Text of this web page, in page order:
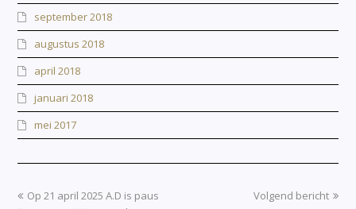
september 2018
augustus 2018
april 2018
januari 2018
mei 2017
Op 21 april 2025 A.D is paus
Volgend bericht